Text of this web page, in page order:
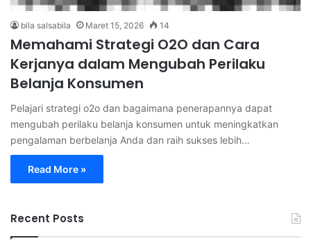
bila salsabila Maret 15, 2026 14
Memahami Strategi O2O dan Cara
Kerjanya dalam Mengubah Perilaku
Belanja Konsumen
Pelajari strategi o2o dan bagaimana penerapannya dapat
mengubah perilaku belanja konsumen untuk meningkatkan
pengalaman berbelanja Anda dan raih sukses lebih…
Read More »
Recent Posts